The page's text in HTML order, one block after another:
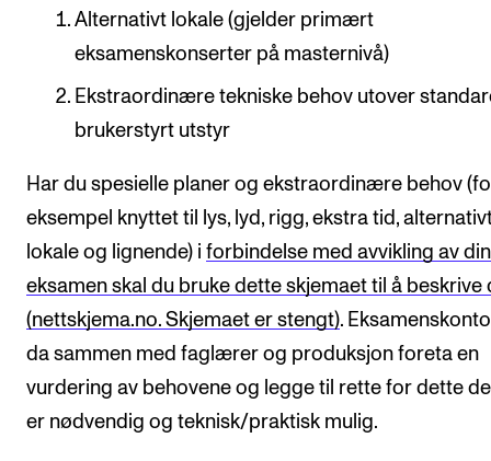
KONTAKTER
Kontaktpunkt
Studentutvalet SUT
Biblioteket
Organisasjon
Hvem gjør hva i administrasjonen?
Alternativt lokale (gjelder primært
eksamenskonserter på masternivå) ​
Ekstraordinære tekniske behov utover
brukerstyrt utstyr​
Har du spesielle planer og ekstraordinære behov
eksempel knyttet til lys, lyd, rigg, ekstra tid,
lokale og lignende) i forbindelse med avvikling av din
eksamen skal du bruke dette skjemaet til å beskrive
(nettskjema.no. Skjemaet er stengt).
da sammen med faglærer og produksjon foreta en
vurdering av behovene og legge til rette for dette
er nødvendig og teknisk/praktisk mulig.